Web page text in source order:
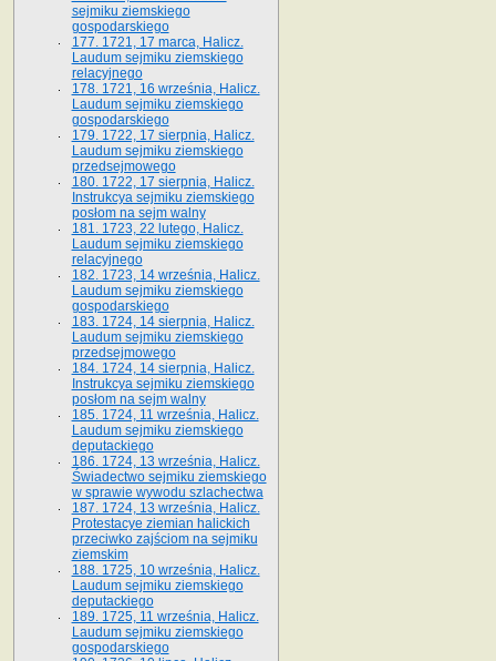
sejmiku ziemskiego
gospodarskiego
177. 1721, 17 marca, Halicz.
Laudum sejmiku ziemskiego
relacyjnego
178. 1721, 16 września, Halicz.
Laudum sejmiku ziemskiego
gospodarskiego
179. 1722, 17 sierpnia, Halicz.
Laudum sejmiku ziemskiego
przedsejmowego
180. 1722, 17 sierpnia, Halicz.
Instrukcya sejmiku ziemskiego
posłom na sejm walny
181. 1723, 22 lutego, Halicz.
Laudum sejmiku ziemskiego
relacyjnego
182. 1723, 14 września, Halicz.
Laudum sejmiku ziemskiego
gospodarskiego
183. 1724, 14 sierpnia, Halicz.
Laudum sejmiku ziemskiego
przedsejmowego
184. 1724, 14 sierpnia, Halicz.
Instrukcya sejmiku ziemskiego
posłom na sejm walny
185. 1724, 11 września, Halicz.
Laudum sejmiku ziemskiego
deputackiego
186. 1724, 13 września, Halicz.
Świadectwo sejmiku ziemskiego
w sprawie wywodu szlachectwa
187. 1724, 13 września, Halicz.
Protestacye ziemian halickich
przeciwko zajściom na sejmiku
ziemskim
188. 1725, 10 września, Halicz.
Laudum sejmiku ziemskiego
deputackiego
189. 1725, 11 września, Halicz.
Laudum sejmiku ziemskiego
gospodarskiego